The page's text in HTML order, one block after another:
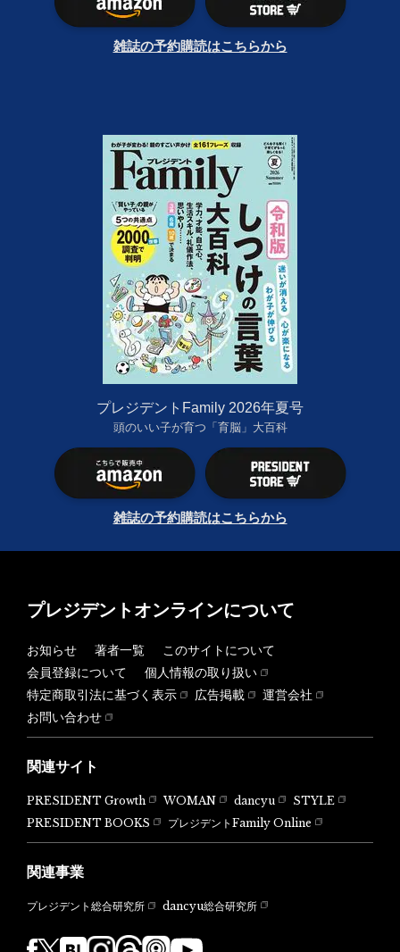
雑誌の予約購読はこちらから
プレジデントFamily 2026年夏号
頭のいい子が育つ「育脳」大百科
雑誌の予約購読はこちらから
プレジデントオンラインについて
お知らせ 著者一覧
このサイトについて
会員登録について
個人情報の取り扱い
特定商取引法に基づく表示
広告掲載
運営会社
お問い合わせ
関連サイト
PRESIDENT Growth WOMAN dancyu
STYLE
PRESIDENT BOOKS
プレジデントFamily Online
関連事業
プレジデント総合研究所 dancyu総合研究所